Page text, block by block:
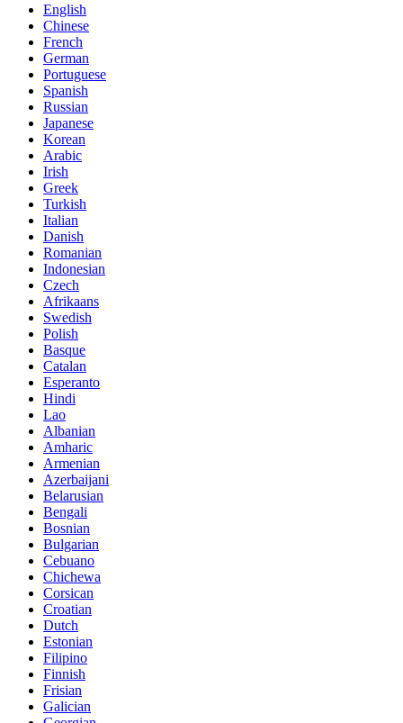
English
Chinese
French
German
Portuguese
Spanish
Russian
Japanese
Korean
Arabic
Irish
Greek
Turkish
Italian
Danish
Romanian
Indonesian
Czech
Afrikaans
Swedish
Polish
Basque
Catalan
Esperanto
Hindi
Lao
Albanian
Amharic
Armenian
Azerbaijani
Belarusian
Bengali
Bosnian
Bulgarian
Cebuano
Chichewa
Corsican
Croatian
Dutch
Estonian
Filipino
Finnish
Frisian
Galician